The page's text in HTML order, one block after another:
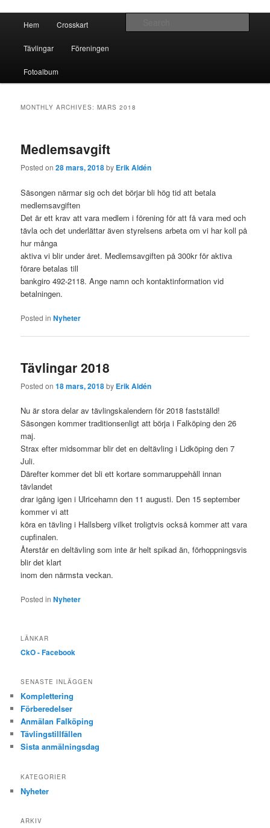
Crosskart Original
Skip to primary content
Skip to secondary content
Hem Crosskart
Tävlingar Föreningen
Fotoalbum
MONTHLY ARCHIVES:MARS 2018
Medlemsavgift
Posted on28 mars, 2018by Erik Aldén
Säsongen närmar sig och det börjar bli hög tid att betala
medlemsavgiften
Det är ett krav att vara medlem i förening för att få vara med och
tävla och det underlättar även styrelsens arbeta om vi har koll på
hur många
aktiva vi blir under året. Medlemsavgiften på 300kr för aktiva
förare betalas till
bankgiro 492-2118. Ange namn och kontaktinformation vid
betalningen.
Posted in Nyheter
Tävlingar 2018
Posted on18 mars, 2018by Erik Aldén
Nu är stora delar av tävlingskalendern för 2018 fastställd!
Säsongen kommer traditionsenligt att börja i Falköping den 26
maj.
Strax efter midsommar blir det en deltävling i Lidköping den 7
Juli.
Därefter kommer det bli ett kortare sommaruppehåll innan
tävlandet
drar igång igen i Ulricehamn den 11 augusti. Den 15 september
kommer vi att
köra en tävling i Hallsberg vilket troligtvis också kommer att vara
cupfinalen.
Återstår en deltävling som inte är helt spikad än, förhoppningsvis
blir det klart
inom den närmsta veckan.
Posted in Nyheter
LÄNKAR
CkO - Facebook
SENASTE INLÄGGEN
Komplettering
Förberedelser
Anmälan Falköping
Tävlingstillfällen
Sista anmälningsdag
KATEGORIER
Nyheter
ARKIV